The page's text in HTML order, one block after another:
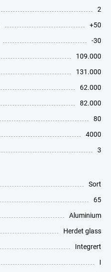
2
+50
-30
109.000
131.000
62.000
82.000
80
4000
3
Sort
65
Aluminium
Herdet glass
Integrert
I